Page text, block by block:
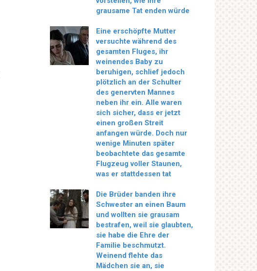
grausame Tat enden würde
Eine erschöpfte Mutter
versuchte während des
gesamten Fluges, ihr
weinendes Baby zu
beruhigen, schlief jedoch
plötzlich an der Schulter
des genervten Mannes
neben ihr ein. Alle waren
sich sicher, dass er jetzt
einen großen Streit
anfangen würde. Doch nur
wenige Minuten später
beobachtete das gesamte
Flugzeug voller Staunen,
was er stattdessen tat
Die Brüder banden ihre
Schwester an einen Baum
und wollten sie grausam
bestrafen, weil sie glaubten,
sie habe die Ehre der
Familie beschmutzt.
Weinend flehte das
Mädchen sie an, sie